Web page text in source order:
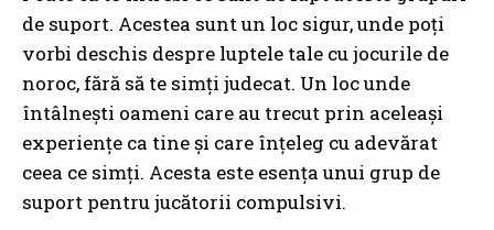
de suport. Acestea sunt un loc sigur, unde poți
vorbi deschis despre luptele tale cu jocurile de
noroc, fără să te simți judecat. Un loc unde
întâlnești oameni care au trecut prin aceleași
experiențe ca tine și care înțeleg cu adevărat
ceea ce simți. Acesta este esența unui grup de
suport pentru jucătorii compulsivi.